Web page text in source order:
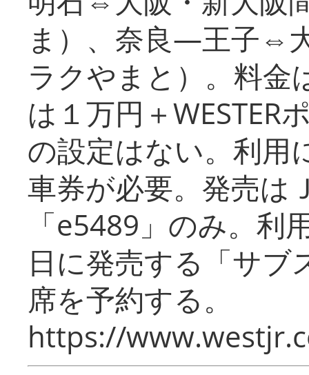
ま）、奈良―王子⇔
ラクやまと）。料金
は１万円＋WESTER
の設定はない。利用
車券が必要。発売は
「e5489」のみ。利
日に発売する「サブ
席を予約する。
https://